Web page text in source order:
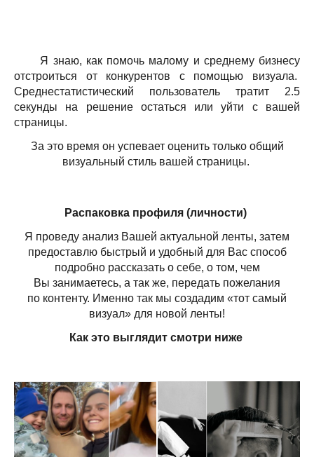
Я знаю, как помочь малому и среднему бизнесу
отстроиться от конкурентов с помощью визуала.
Среднестатистический пользователь тратит 2.5
секунды на решение остаться или уйти с вашей
страницы.
За это время он успевает оценить только общий
визуальный стиль вашей страницы.
Распаковка профиля (личности)
Я проведу анализ Вашей актуальной ленты, затем
предоставлю быстрый и удобный для Вас способ
подробно рассказать о себе, о том, чем
Вы занимаетесь, а так же, передать пожелания
по контенту. Именно так мы создадим «тот самый
визуал» для новой ленты!
Как это выглядит смотри ниже